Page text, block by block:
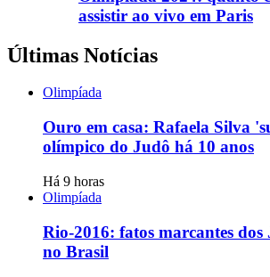
assistir ao vivo em Paris
Últimas Notícias
Olimpíada
Ouro em casa: Rafaela Silva
olímpico do Judô há 10 anos
Há 9 horas
Olimpíada
Rio-2016: fatos marcantes dos
no Brasil